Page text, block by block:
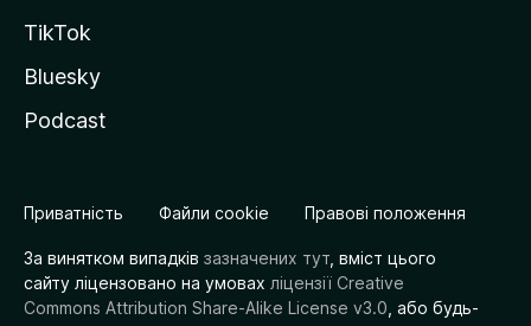
TikTok
Bluesky
Podcast
Приватність Файли cookie Правові положення
За винятком випадків зазначених тут , вміст цього
сайту ліцензовано на умовах ліцензії Creative
Commons Attribution Share-Alike License v3.0 , або будь-